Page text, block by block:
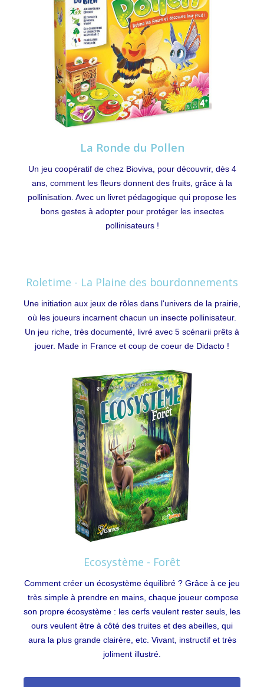
La Ronde du Pollen
Un jeu coopératif de chez Bioviva, pour découvrir, dès 4
ans, comment les fleurs donnent des fruits, grâce à la
pollinisation. Avec un livret pédagogique qui propose les
bons gestes à adopter pour protéger les insectes
pollinisateurs !
Roletime - La Plaine des bourdonnements
Une initiation aux jeux de rôles dans l'univers de la prairie,
où les joueurs incarnent chacun un insecte pollinisateur.
Un jeu riche, très documenté, livré avec 5 scénarii prêts à
jouer. Made in France et coup de coeur de Didacto !
Ecosystème - Forêt
Comment créer un écosystème équilibré ? Grâce à ce jeu
très simple à prendre en mains, chaque joueur compose
son propre écosystème : les cerfs veulent rester seuls, les
ours veulent être à côté des truites et des abeilles, qui
aura la plus grande clairère, etc. Vivant, instructif et très
joliment illustré.